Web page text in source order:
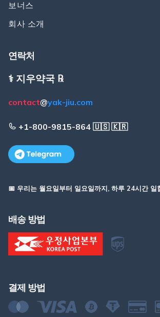
보너스
회사 소개
연락처
⚕️ 지우약국 ℞
contact@yak-jiu.com
+1-800-9815-864 🇺🇸 🇰🇷
📅 우리는 월요일부터 일요일까지, 하루 24시간 일
배송 방법
결제 방법